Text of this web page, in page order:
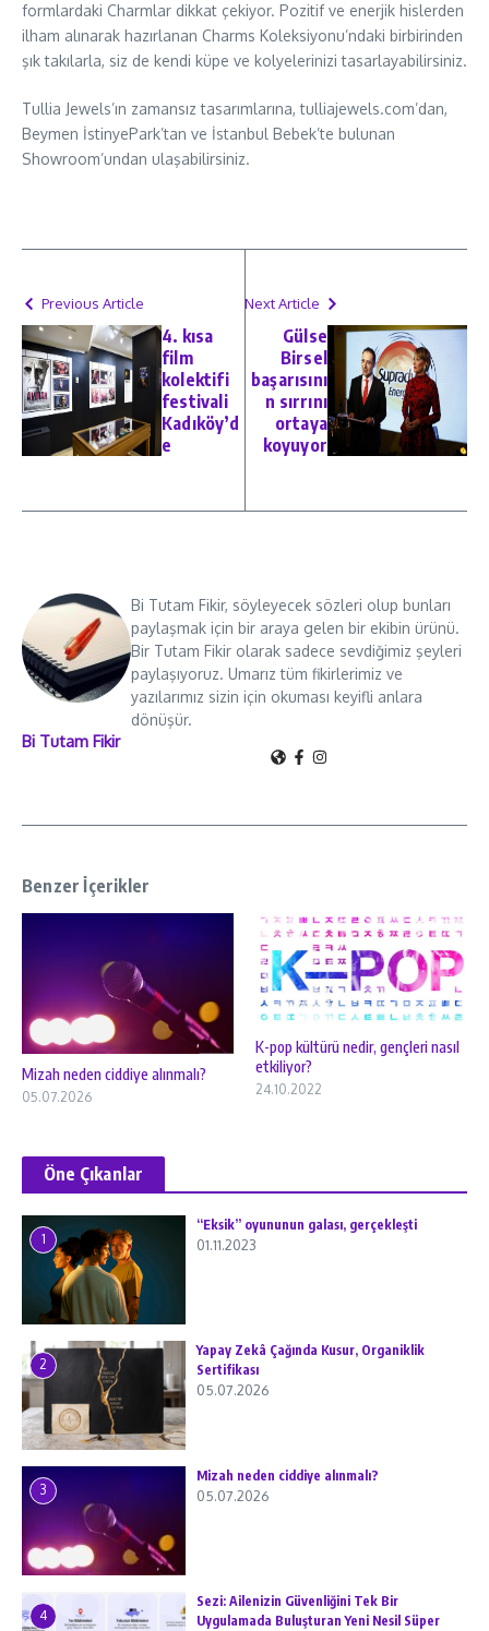
formlardaki Charmlar dikkat çekiyor. Pozitif ve enerjik hislerden
ilham alınarak hazırlanan Charms Koleksiyonu’ndaki birbirinden
şık takılarla, siz de kendi küpe ve kolyelerinizi tasarlayabilirsiniz.
Tullia Jewels’ın zamansız tasarımlarına, tulliajewels.com’dan,
Beymen İstinyePark’tan ve İstanbul Bebek’te bulunan
Showroom’undan ulaşabilirsiniz.
Previous Article
4. kısa
film
kolektifi
festivali
Kadıköy’d
e
Next Article
Gülse
Birsel
başarısını
n sırrını
ortaya
koyuyor
Bi Tutam Fikir
Bi Tutam Fikir, söyleyecek sözleri olup bunları
paylaşmak için bir araya gelen bir ekibin ürünü.
Bir Tutam Fikir olarak sadece sevdiğimiz şeyleri
paylaşıyoruz. Umarız tüm fikirlerimiz ve
yazılarımız sizin için okuması keyifli anlara
dönüşür.
Benzer İçerikler
Mizah neden ciddiye alınmalı?
05.07.2026
K-pop kültürü nedir, gençleri nasıl
etkiliyor?
24.10.2022
Öne Çıkanlar
1
“Eksik” oyununun galası, gerçekleşti
01.11.2023
2
Yapay Zekâ Çağında Kusur, Organiklik
Sertifikası
05.07.2026
3
Mizah neden ciddiye alınmalı?
05.07.2026
4
Sezi: Ailenizin Güvenliğini Tek Bir
Uygulamada Buluşturan Yeni Nesil Süper